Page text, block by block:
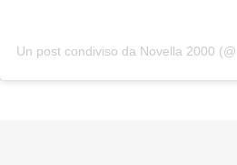
Un post condiviso da Novella 2000